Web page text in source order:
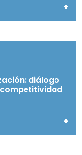
+
diálogo
+